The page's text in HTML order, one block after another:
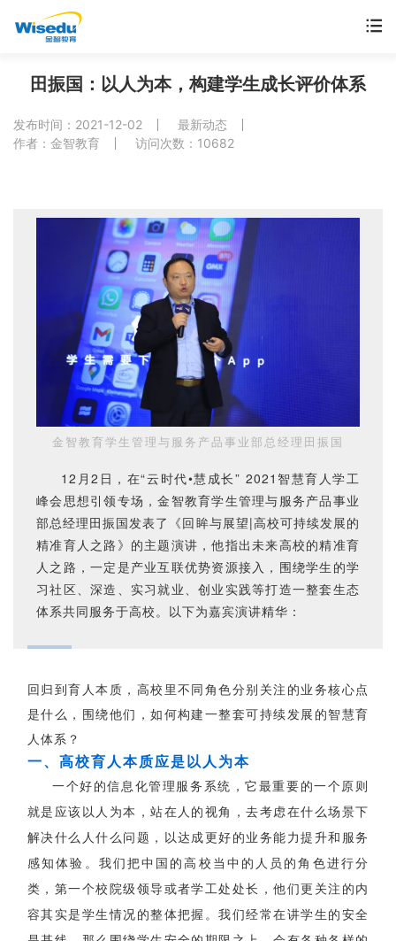
首页
产品服务
案例中心
市场动态
支持与服务
关于金智
金智教育研究院
田振国：以人为本，构建学生成长评价体系
发布时间：2021-12-02
最新动态
作者：金智教育
访问次数：10682
金智教育学生管理与服务产品事业部总经理田振国
12月2日，在“云时代•慧成长” 2021智慧育人学工
峰会思想引领专场，金智教育学生管理与服务产品事业
部总经理田振国发表了《回眸与展望|高校可持续发展的
精准育人之路 》的主题演讲，他指出未来高校的精准育
人之路，一定是产业互联优势资源接入，围绕学生的学
习社区、深造、实习就业、创业实践等打造一整套生态
体系共同服务于高校。以下为嘉宾演讲精华：
回归到育人本质，高校里不同角色分别关注的业务核心点
是什么，围绕他们，如何构建一整套可持续发展的智慧育
人体系？
一、高校育人本质应是以人为本
一个好的信息化管理服务系统，它最重要的一个原则
就是应该以人为本，站在人的视角，去考虑在什么场景下
解决什么人什么问题，以达成更好的业务能力提升和服务
感知体验。 我们把中国的高校当中的人员的角色进行分
类，第一个校院级领导或者学工处处长，他们更关注的内
容其实是学生情况的整体把握。我们经常在讲学生的安全